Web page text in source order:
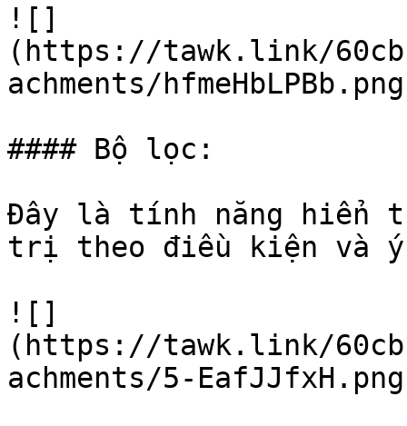
![]
(https://tawk.link/
achments/
#### Bộ lọc:
Đây là tính năng hiển
trị theo điều kiện và ý
![]
(https://tawk.link/
achments/5-